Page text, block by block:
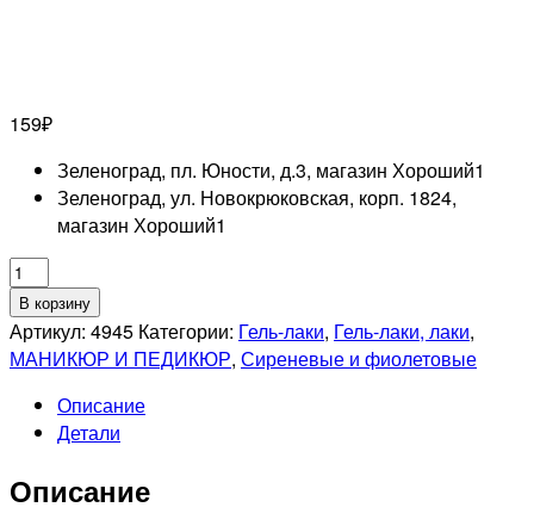
159₽
Зеленоград, пл. Юности, д.3, магазин Хороший1
Зеленоград, ул. Новокрюковская, корп. 1824,
магазин Хороший1
Количество
товара
RUNAIL
Гель-
Liker,
9мл
В корзину
Артикул: 4945 Категории: Гель-лаки, Гель-лаки, лаки,
МАНИКЮР И ПЕДИКЮР, Сиреневые и фиолетовые
Описание
Детали
Описание